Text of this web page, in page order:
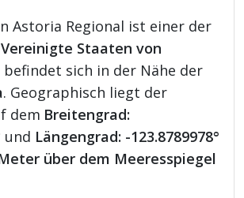
Astoria Regional ist einer der
Vereinigte Staaten von
befindet sich in der Nähe der
. Geographisch liegt der
dem Breitengrad:
und Längengrad: -123.8789978°
über dem Meeresspiegel